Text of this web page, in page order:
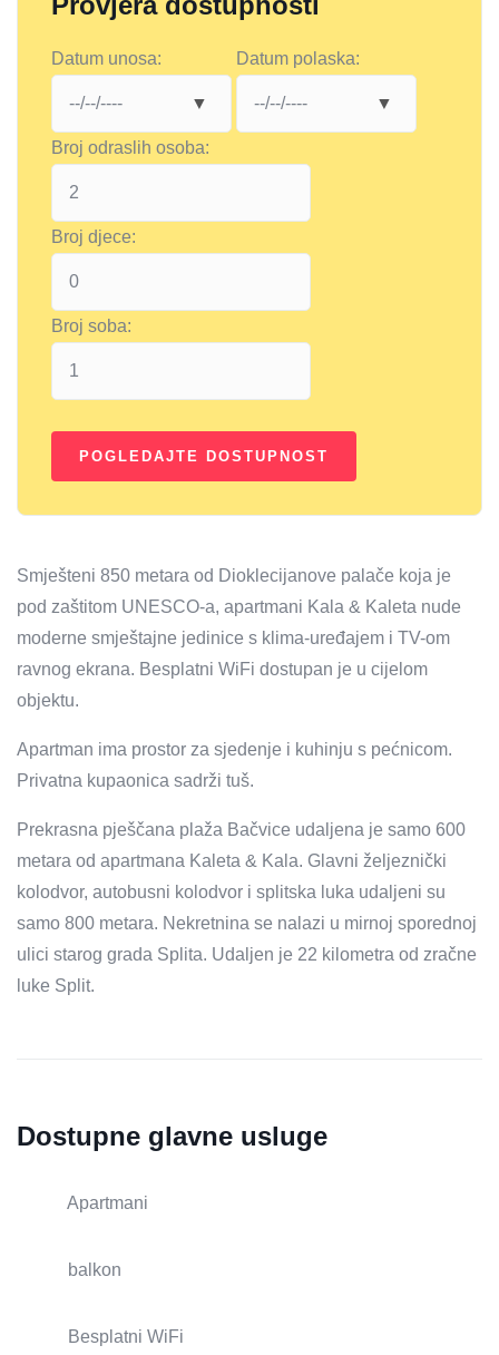
Datum unosa: Datum polaska:
Broj odraslih osoba:
Broj djece:
Broj soba:
Smješteni 850 metara od Dioklecijanove palače koja je
pod zaštitom UNESCO-a, apartmani Kala & Kaleta nude
moderne smještajne jedinice s klima-uređajem i TV-om
ravnog ekrana. Besplatni WiFi dostupan je u cijelom
objektu.
Apartman ima prostor za sjedenje i kuhinju s pećnicom.
Privatna kupaonica sadrži tuš.
Prekrasna pješčana plaža Bačvice udaljena je samo 600
metara od apartmana Kaleta & Kala. Glavni željeznički
kolodvor, autobusni kolodvor i splitska luka udaljeni su
samo 800 metara. Nekretnina se nalazi u mirnoj sporednoj
ulici starog grada Splita. Udaljen je 22 kilometra od zračne
luke Split.
Dostupne glavne usluge
Apartmani
balkon
Besplatni WiFi